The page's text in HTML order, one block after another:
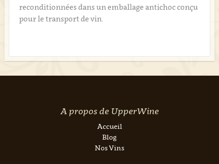
reconditionnées dans un emballage antichoc conçu
pour le transport de vin.
A propos de UpperWine
Accueil
Blog
Nos Vins